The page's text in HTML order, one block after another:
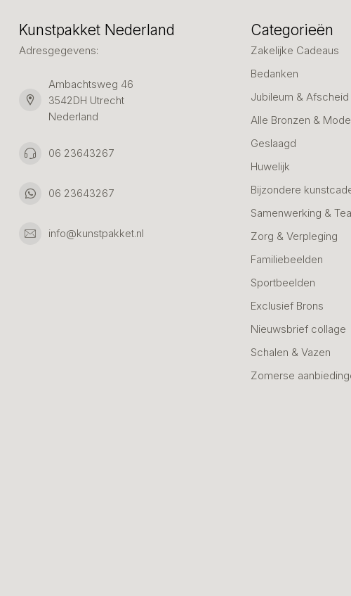
Kunstpakket Nederland
Adresgegevens:
Ambachtsweg 46
3542DH Utrecht
Nederland
06 23643267
06 23643267
info@kunstpakket.nl
Categorieën
Zakelijke Cadeaus
Bedanken
Jubileum & Afscheid
Alle Bronzen &
Geslaagd
Huwelijk
Bijzondere
Samenwerking &
Zorg & Verpleging
Familiebeelden
Sportbeelden
Exclusief Brons
Nieuwsbrief collage
Schalen & Vazen
Zomerse